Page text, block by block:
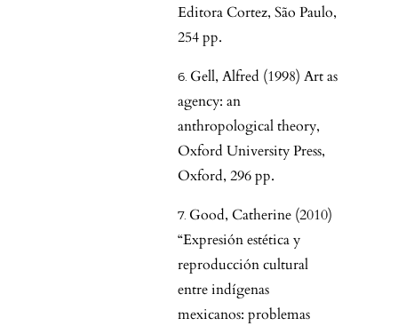
Editora Cortez, São Paulo,
254 pp.
Gell, Alfred (1998) Art as
agency: an
anthropological theory,
Oxford University Press,
Oxford, 296 pp.
Good, Catherine (2010)
“Expresión estética y
reproducción cultural
entre indígenas
mexicanos: problemas